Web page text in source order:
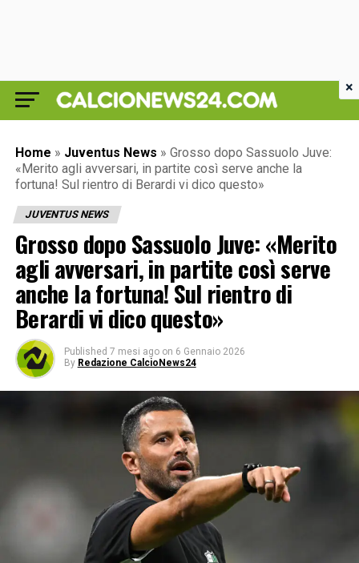
Home » Juventus News » Grosso dopo Sassuolo Juve:
«Merito agli avversari, in partite così serve anche la
fortuna! Sul rientro di Berardi vi dico questo»
JUVENTUS NEWS
Grosso dopo Sassuolo Juve: «Merito
agli avversari, in partite così serve
anche la fortuna! Sul rientro di
Berardi vi dico questo»
Published 7 mesi ago on 6 Gennaio 2026
By Redazione CalcioNews24
×